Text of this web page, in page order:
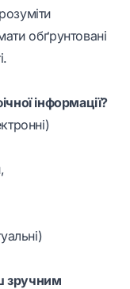
обґрунтовані
інформації?
зручним